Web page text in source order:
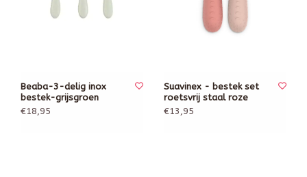
Beaba-3-delig inox
bestek-grijsgroen
€18,95
Suavinex - bestek set
roetsvrij staal roze
€13,95